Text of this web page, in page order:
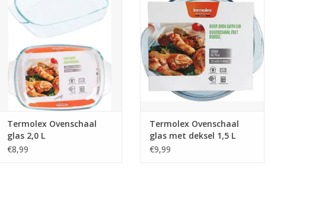
TOEVOEGEN AAN WINKELWAGEN
Termolex Ovenschaal
glas 2,0 L
€8,99
TOEVOEGEN AAN WINKELWAGEN
Termolex Ovenschaal
glas met deksel 1,5 L
€9,99